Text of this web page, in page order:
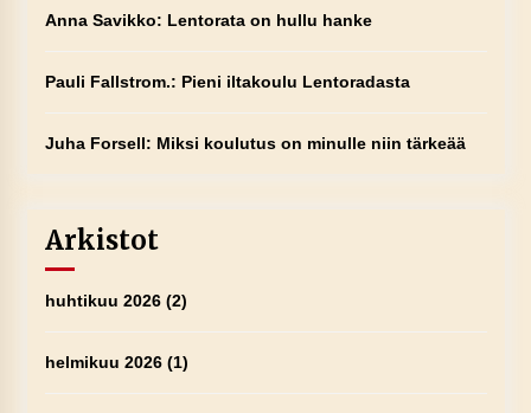
Anna Savikko: Lentorata on hullu hanke
Pauli Fallstrom.: Pieni iltakoulu Lentoradasta
Juha Forsell: Miksi koulutus on minulle niin tärkeää
Arkistot
huhtikuu 2026(2)
helmikuu 2026(1)